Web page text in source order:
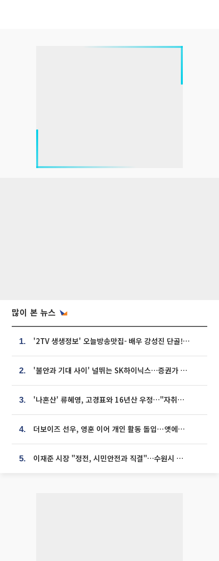
많이 본 뉴스
1. '2TV 생생정보' 오늘방송맛집- 배우 강성진 단골! 쌀국수ㆍ푸팟퐁 커리 맛집 '블○○○'
2. '불안과 기대 사이' 널뛰는 SK하이닉스…증권가 "HBM4·LTA 기반 펀터멘털 견고"
3. '나혼산' 류혜영, 고경표와 16년산 우정…"자취방서 부모님과 마주쳐"
4. 더보이즈 선우, 영훈 이어 개인 활동 돌입⋯앳에어리어와 전속계약
5. 이재준 시장 "정전, 시민안전과 직결"…수원시 비상대응체계 가동